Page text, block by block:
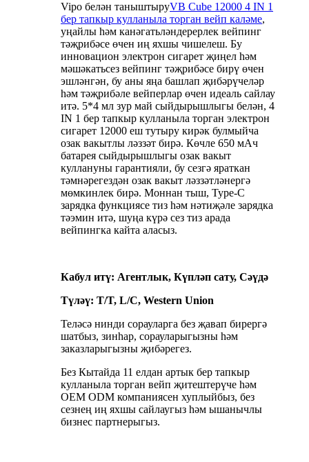
Vipo белән таныштыруVB Cube 12000 4 IN 1
бер тапкыр кулланыла торган вейп каләме,
уңайлы һәм канәгатьләндерерлек вейпинг
тәҗрибәсе өчен иң яхшы чишелеш. Бу
инновацион электрон сигарет җиңел һәм
мәшәкатьсез вейпинг тәҗрибәсе бирү өчен
эшләнгән, бу аны яңа башлап җибәрүчеләр
һәм тәҗрибәле вейперлар өчен идеаль сайлау
итә. 5*4 мл зур май сыйдырышлыгы белән, 4
IN 1 бер тапкыр кулланыла торган электрон
сигарет 12000 еш тутыру кирәк булмыйча
озак вакытлы ләззәт бирә. Көчле 650 мАч
батарея сыйдырышлыгы озак вакыт
куллануны гарантияли, бу сезгә яраткан
тәмнәрегездән озак вакыт ләззәтләнергә
мөмкинлек бирә. Моннан тыш, Type-C
зарядка функциясе тиз һәм нәтиҗәле зарядка
тәэмин итә, шуңа күрә сез тиз арада
вейпингка кайта аласыз.
Кабул итү: Агентлык, Күпләп сату, Сәүдә
Түләү: T/T, L/C, Western Union
Теләсә нинди сорауларга без җавап бирергә
шатбыз, зинһар, сорауларыгызны һәм
заказларыгызны җибәрегез.
Без Кытайда 11 елдан артык бер тапкыр
кулланыла торган вейп җитештерүче һәм
OEM ODM компаниясен хуплыйбыз, без
сезнең иң яхшы сайлаугыз һәм ышанычлы
бизнес партнерыгыз.